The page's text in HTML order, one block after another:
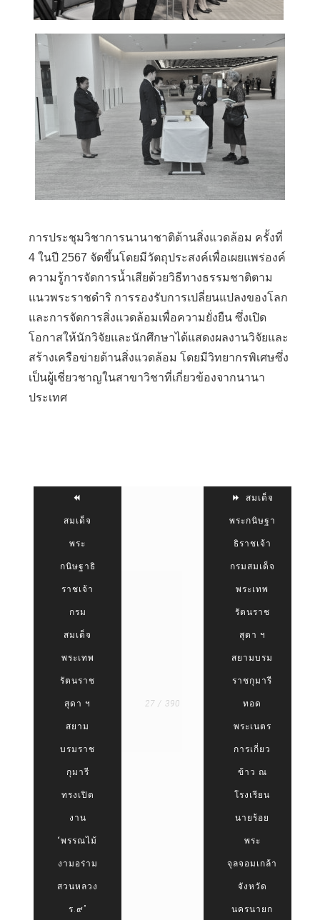
การประชุมวิชาการนานาชาติด้านสิ่งแวดล้อม ครั้งที่
4 ในปี 2567 จัดขึ้นโดยมีวัตถุประสงค์เพื่อเผยแพร่องค์
ความรู้การจัดการน้ำเสียด้วยวิธีทางธรรมชาติตาม
แนวพระราชดำริ การรองรับการเปลี่ยนแปลงของโลก
และการจัดการสิ่งแวดล้อมเพื่อความยั่งยืน ซึ่งเปิด
โอกาสให้นักวิจัยและนักศึกษาได้แสดงผลงานวิจัยและ
สร้างเครือข่ายด้านสิ่งแวดล้อม โดยมีวิทยากรพิเศษซึ่ง
เป็นผู้เชี่ยวชาญในสาขาวิชาที่เกี่ยวข้องจากนานา
ประเทศ
สมเด็จ
พระ
กนิษฐาธิ
ราชเจ้า
กรม
สมเด็จ
พระเทพ
รัตนราช
สุดา ฯ
สยาม
บรมราช
กุมารี
ทรงเปิด
งาน
“พรรณไม้
งามอร่าม
สวนหลวง
ร.๙”
27 / 390
สมเด็จ
พระกนิษฐา
ธิราชเจ้า
กรมสมเด็จ
พระเทพ
รัตนราช
สุดา ฯ
สยามบรม
ราชกุมารี
ทอด
พระเนตร
การเกี่ยว
ข้าว ณ
โรงเรียน
นายร้อย
พระ
จุลจอมเกล้า
จังหวัด
นครนายก